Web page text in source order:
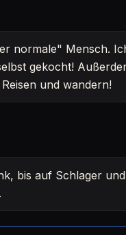
normale" Mensch.
gekocht!
und wandern!
bis auf Schlager